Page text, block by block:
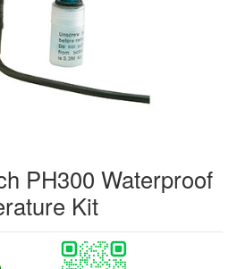
PH300 Waterproof
Kit